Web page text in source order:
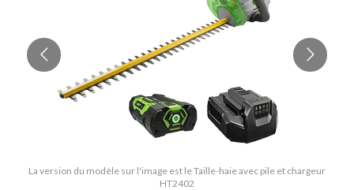
La version du modèle sur l'image est le Taille-haie avec pile et chargeur
HT2402